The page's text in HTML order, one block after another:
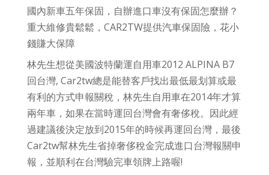
國內新車五年保固，自辦進口車沒有保固怎麼辦？
重大維修貴鬆鬆，CAR2TW提供汽車保固險，花小
錢賺大保障
林先生想從美國波特蘭運自用車2012 ALPINA B7
回台灣, Car2tw總是能替客戶找出最低最划算或最
有利的方式申報關稅，林先生自用車在2014年才算
兩年車，如果在當時運回台灣會有奢侈稅。因此經
過建議後決定放到2015年的時候再運回台灣，最後
Car2tw幫林先生省掉奢侈稅金完成進口台灣報關申
報，並順利在台灣驗完車領牌上路喔!